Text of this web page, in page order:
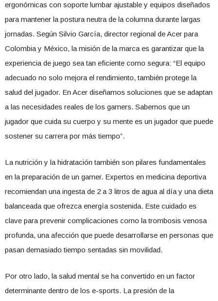
ergonómicas con soporte lumbar ajustable y equipos diseñados
para mantener la postura neutra de la columna durante largas
jornadas. Según Silvio García, director regional de Acer para
Colombia y México, la misión de la marca es garantizar que la
experiencia de juego sea tan eficiente como segura: “El equipo
adecuado no solo mejora el rendimiento, también protege la
salud del jugador. En Acer diseñamos soluciones que se adaptan
a las necesidades reales de los gamers. Sabemos que un
jugador que cuida su cuerpo y su mente es un jugador que puede
sostener su carrera por más tiempo”.
La nutrición y la hidratación también son pilares fundamentales
en la preparación de un gamer. Expertos en medicina deportiva
recomiendan una ingesta de 2 a 3 litros de agua al día y una dieta
balanceada que ofrezca energía sostenida. Este cuidado es
clave para prevenir complicaciones como la trombosis venosa
profunda, una afección que puede desarrollarse en personas que
pasan demasiado tiempo sentadas sin movilidad.
Por otro lado, la salud mental se ha convertido en un factor
determinante dentro de los e-sports. La presión de la